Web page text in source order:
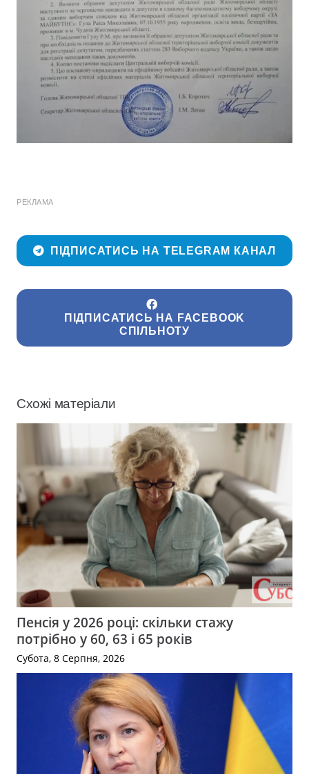
РЕКЛАМА
ПІДПИСАТИСЬ НА TELEGRAM КАНАЛ
ПІДПИСАТИСЬ НА FACEBOOK
СПІЛЬНОТУ
Схожі матеріали
Пенсія у 2026 році: скільки стажу
потрібно у 60, 63 і 65 років
Субота, 8 Серпня, 2026